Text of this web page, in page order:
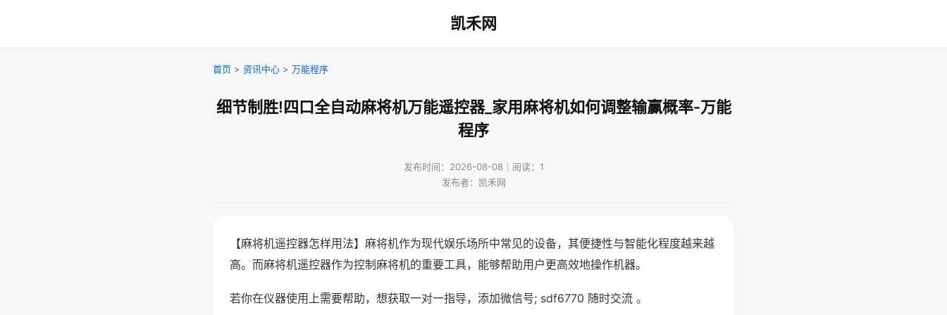
凯禾网
首页 > 资讯中心 > 万能程序
细节制胜!四口全自动麻将机万能遥控器_家用麻将机如何调整输赢概率-万能
程序
发布时间：2026-08-08｜阅读：1
发布者：凯禾网
【麻将机遥控器怎样用法】麻将机作为现代娱乐场所中常见的设备，其便捷性与智能化程度越来越
高。而麻将机遥控器作为控制麻将机的重要工具，能够帮助用户更高效地操作机器。
若你在仪器使用上需要帮助，想获取一对一指导，添加微信号; sdf6770 随时交流 。